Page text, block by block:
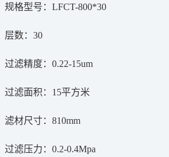
规格型号：LFCT-800*30
层数：30
过滤精度：0.22-15um
过滤面积：15平方米
滤材尺寸：810mm
过滤压力：0.2-0.4Mpa